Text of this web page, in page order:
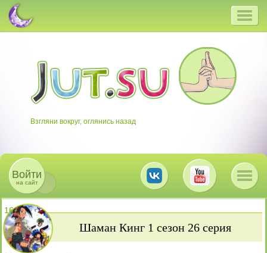
Взгляни вокруг, оглянись назад
Войти
на сайт
16+
Шаман Кинг 1 сезон 26 серия